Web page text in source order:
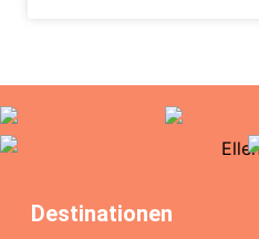
Destinationen